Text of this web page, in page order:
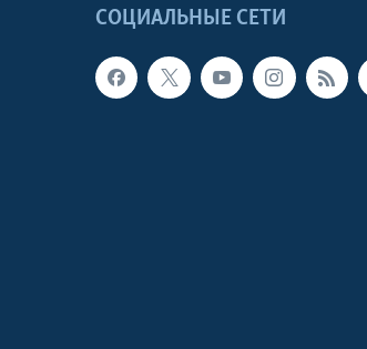
СОЦИАЛЬНЫЕ СЕТИ